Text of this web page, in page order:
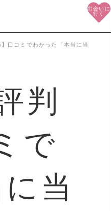
出会いに
行く
】口コミでわかった「本当に当